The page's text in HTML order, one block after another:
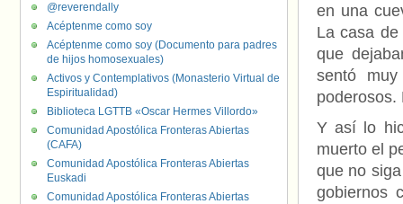
en una
La casa
que
sentó
poderosos.
Y así lo
muerto el
que no
gobiernos
@reverendally
Acéptenme como soy
Acéptenme como soy (Documento para padres
de hijos homosexuales)
Activos y Contemplativos (Monasterio Virtual de
Espiritualidad)
Biblioteca LGTTB «Oscar Hermes Villordo»
Comunidad Apostólica Fronteras Abiertas
(CAFA)
Comunidad Apostólica Fronteras Abiertas
Euskadi
Comunidad Apostólica Fronteras Abiertas